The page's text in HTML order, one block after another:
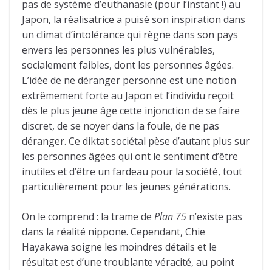
pas de système d’euthanasie (pour l’instant !) au
Japon, la réalisatrice a puisé son inspiration dans
un climat d’intolérance qui règne dans son pays
envers les personnes les plus vulnérables,
socialement faibles, dont les personnes âgées.
L’idée de ne déranger personne est une notion
extrêmement forte au Japon et l’individu reçoit
dès le plus jeune âge cette injonction de se faire
discret, de se noyer dans la foule, de ne pas
déranger. Ce diktat sociétal pèse d’autant plus sur
les personnes âgées qui ont le sentiment d’être
inutiles et d’être un fardeau pour la société, tout
particulièrement pour les jeunes générations.
On le comprend : la trame de Plan 75 n’existe pas
dans la réalité nippone. Cependant, Chie
Hayakawa soigne les moindres détails et le
résultat est d’une troublante véracité, au point